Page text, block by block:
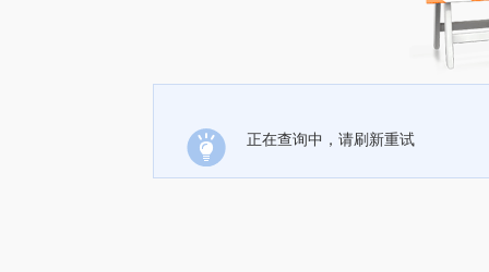
正在查询中，请刷新重试